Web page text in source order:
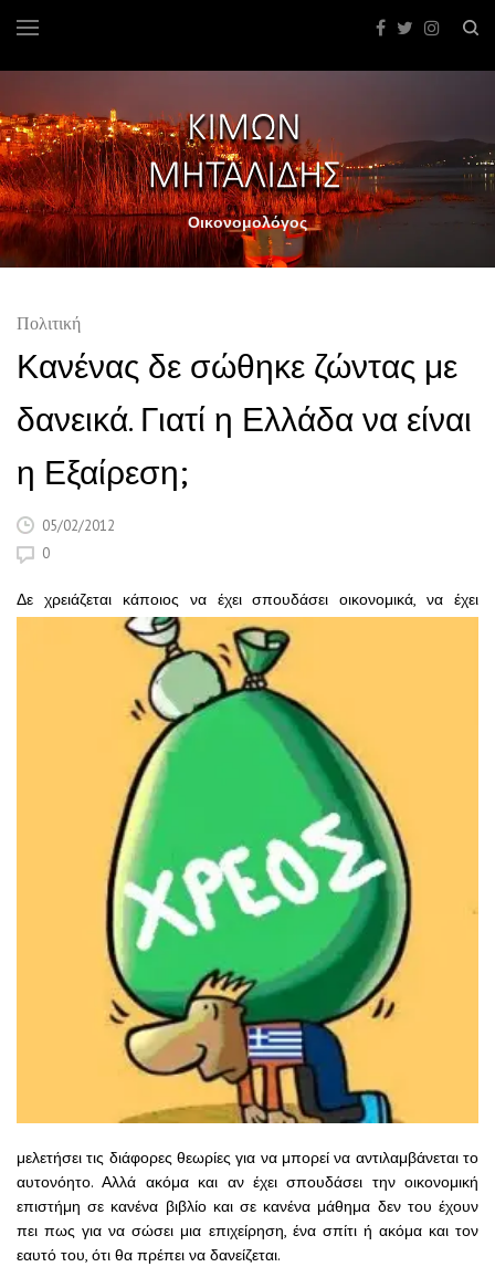
Οικονομολόγος
Πολιτική
Κανένας δε σώθηκε ζώντας με
δανεικά. Γιατί η Ελλάδα να είναι
η Εξαίρεση;
05/02/2012
0
Δε χρειάζεται κάποιος να έχει σπουδάσει οικονομικά, να έχει
μελετήσει τις διάφορες θεωρίες για να μπορεί να αντιλαμβάνεται το
αυτονόητο. Αλλά ακόμα και αν έχει σπουδάσει την οικονομική
επιστήμη σε κανένα βιβλίο και σε κανένα μάθημα δεν του έχουν
πει πως για να σώσει μια επιχείρηση, ένα σπίτι ή ακόμα και τον
εαυτό του, ότι θα πρέπει να δανείζεται.